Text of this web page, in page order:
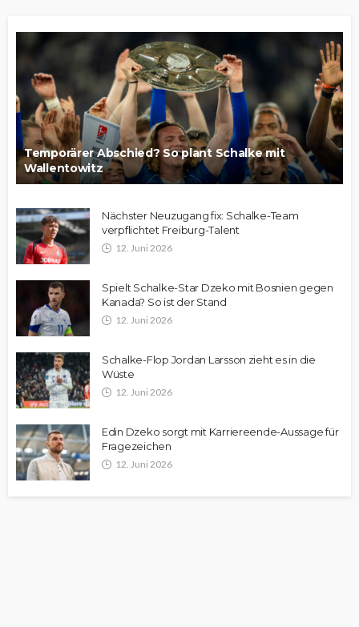
Temporärer Abschied? So plant Schalke mit
Wallentowitz
Nächster Neuzugang fix: Schalke-Team
verpflichtet Freiburg-Talent
12. Juni 2026
Spielt Schalke-Star Dzeko mit Bosnien gegen
Kanada? So ist der Stand
12. Juni 2026
Schalke-Flop Jordan Larsson zieht es in die
Wüste
12. Juni 2026
Edin Dzeko sorgt mit Karriereende-Aussage für
Fragezeichen
12. Juni 2026